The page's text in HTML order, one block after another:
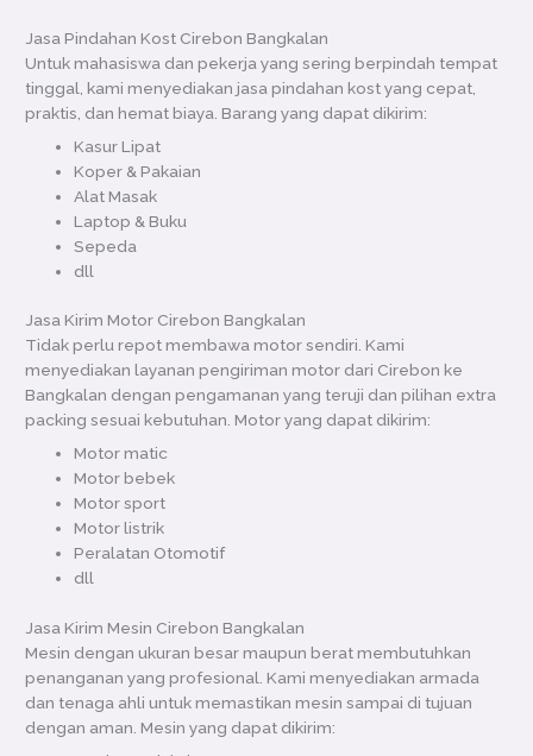
Jasa Pindahan Kost Cirebon Bangkalan
Untuk mahasiswa dan pekerja yang sering berpindah tempat
tinggal, kami menyediakan jasa pindahan kost yang cepat,
praktis, dan hemat biaya. Barang yang dapat dikirim:
Kasur Lipat
Koper & Pakaian
Alat Masak
Laptop & Buku
Sepeda
dll
Jasa Kirim Motor Cirebon Bangkalan
Tidak perlu repot membawa motor sendiri. Kami
menyediakan layanan pengiriman motor dari Cirebon ke
Bangkalan dengan pengamanan yang teruji dan pilihan extra
packing sesuai kebutuhan. Motor yang dapat dikirim:
Motor matic
Motor bebek
Motor sport
Motor listrik
Peralatan Otomotif
dll
Jasa Kirim Mesin Cirebon Bangkalan
Mesin dengan ukuran besar maupun berat membutuhkan
penanganan yang profesional. Kami menyediakan armada
dan tenaga ahli untuk memastikan mesin sampai di tujuan
dengan aman. Mesin yang dapat dikirim: